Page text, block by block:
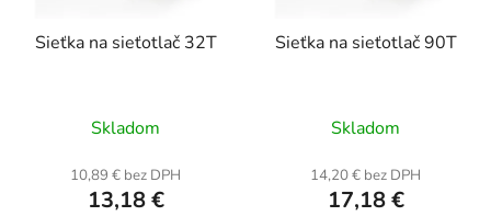
Sieťka na sieťotlač 32T
Skladom
10,89 € bez DPH
13,18 €
Sieťka na sieťotlač 90T
Skladom
14,20 € bez DPH
17,18 €